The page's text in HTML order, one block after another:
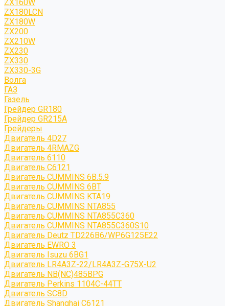
ZX160W
ZX180LCN
ZX180W
ZX200
ZX210W
ZX230
ZX330
ZX330-3G
Волга
ГАЗ
Газель
Грейдер GR180
Грейдер GR215A
Грейдеры
Двигатель 4D27
Двигатель 4RMAZG
Двигатель 6110
Двигатель C6121
Двигатель CUMMINS 6B.5.9
Двигатель CUMMINS 6BT
Двигатель CUMMINS KTA19
Двигатель CUMMINS NTA855
Двигатель CUMMINS NTA855C360
Двигатель CUMMINS NTA855C360S10
Двигатель Deutz TD226B6/WP6G125E22
Двигатель EWRO 3
Двигатель Isuzu 6BG1
Двигатель LR4A3Z-22/LR4A3Z-G75X-U2
Двигатель NB(NC)485BPG
Двигатель Perkins 1104C-44TT
Двигатель SC8D
Двигатель Shanghai C6121